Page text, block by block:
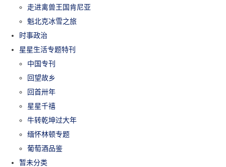
走进禽兽王国肯尼亚
魁北克冰雪之旅
时事政治
星星生活专题特刊
中国专刊
回望故乡
回首卅年
星星千禧
牛转乾坤过大年
缅怀林顿专题
葡萄酒品鉴
暂未分类